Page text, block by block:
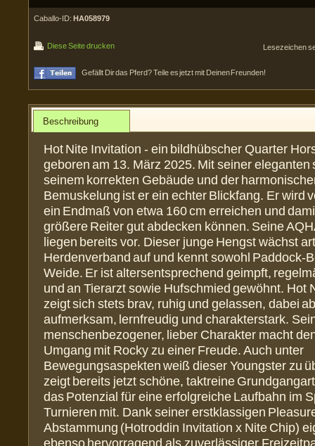
Caballo-ID: HA058979
Diese Seite drucken Lesezeichen
Gefällt Dir das Pferd? Teile es jetzt mit Deinen Freunden!
Beschreibung
Hot Nite Invitation - ein bildhübscher Quarter
geboren am 13. März 2025. Mit seiner eleganten
seinem korrekten Gebäude und der
Bemuskelung ist er ein echter Blickfang. Er wird
ein Endmaß von etwa 160 cm erreichen und
größere Reiter gut abdecken können. Seine
liegen bereits vor. Dieser junge Hengst wächst
Herdenverband auf und kennt sowohl Paddock-
Weide. Er ist altersentsprechend geimpft,
und an Tierarzt sowie Hufschmied gewöhnt. Hot
zeigt sich stets brav, ruhig und gelassen, dabei
aufmerksam, lernfreudig und charakterstark.
menschenbezogener, lieber Charakter macht
Umgang mit Rocky zu einer Freude. Auch unter
Bewegungsaspekten weiß dieser Youngster zu
zeigt bereits jetzt schöne, taktreine
das Potenzial für eine erfolgreiche Laufbahn im
Turnieren mit. Dank seiner erstklassigen
Abstammung (Hotroddin Invitation x Nite Chip)